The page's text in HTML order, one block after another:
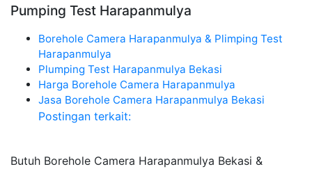
Pumping Test Harapanmulya
Borehole Camera Harapanmulya & Plimping Test
Harapanmulya
Plumping Test Harapanmulya Bekasi
Harga Borehole Camera Harapanmulya
Jasa Borehole Camera Harapanmulya Bekasi
Postingan terkait:
Butuh Borehole Camera Harapanmulya Bekasi &